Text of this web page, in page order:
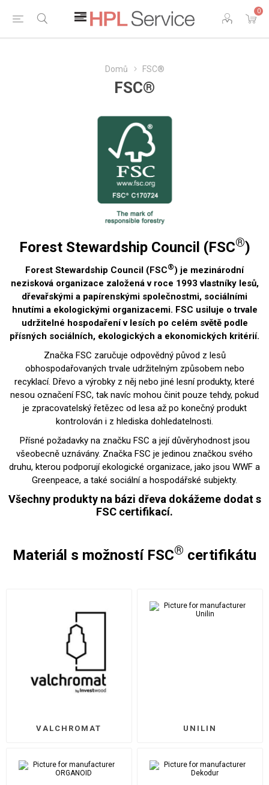
0
Domů FSC®
FSC®
Forest Stewardship Council (FSC®)
Forest Stewardship Council (FSC®) je mezinárodní
nezisková organizace založená v roce 1993 vlastníky lesů,
dřevařskými a papírenskými společnostmi, sociálními
hnutími a ekologickými organizacemi. FSC usiluje o trvale
udržitelné hospodaření v lesích po celém světě podle
přísných sociálních, ekologických a ekonomických kritérií.
Značka FSC zaručuje odpovědný původ z lesů
obhospodařovaných trvale udržitelným způsobem nebo
recyklací. Dřevo a výrobky z něj nebo jiné lesní produkty, které
nesou označení FSC, tak navíc mohou činit pouze tehdy, pokud
je zpracovatelský řetězec od lesa až po konečný produkt
kontrolován i z hlediska dohledatelnosti.
Přísné požadavky na značku FSC a její důvěryhodnost jsou
všeobecně uznávány. Značka FSC je jedinou značkou svého
druhu, kterou podporují ekologické organizace, jako jsou WWF a
Greenpeace, a také sociální a hospodářské subjekty.
Všechny produkty na bázi dřeva dokážeme dodat s
FSC certifikací.
Materiál s možností FSC® certifikátu
VALCHROMAT UNILIN